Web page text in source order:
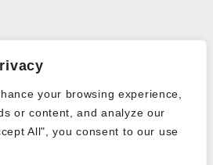
your browsing experience,
or content, and analyze our
All", you consent to our use